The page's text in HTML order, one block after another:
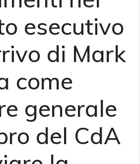
esecutivo
di Mark
come
generale
del CdA